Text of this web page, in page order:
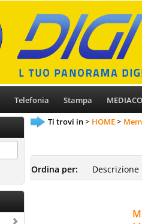
Telefonia Stampa
Ti trovi in HOME
Ordina per: